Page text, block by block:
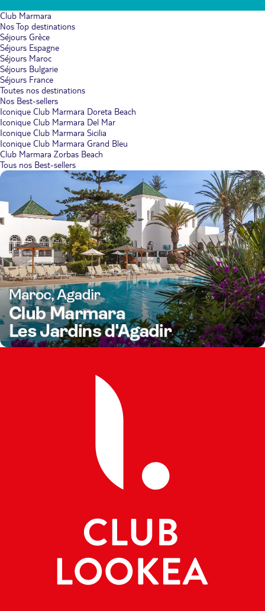
Club Marmara
Nos Top destinations
Séjours Grèce
Séjours Espagne
Séjours Maroc
Séjours Bulgarie
Séjours France
Toutes nos destinations
Nos Best-sellers
Iconique Club Marmara Doreta Beach
Iconique Club Marmara Del Mar
Iconique Club Marmara Sicilia
Iconique Club Marmara Grand Bleu
Club Marmara Zorbas Beach
Tous nos Best-sellers